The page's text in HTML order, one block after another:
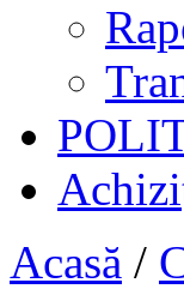
Acasă /